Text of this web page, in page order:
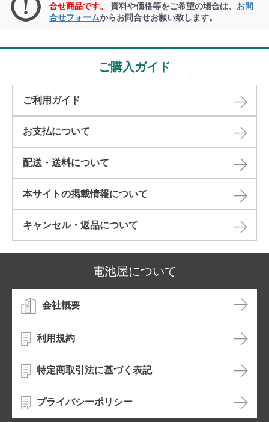
合せ商品です。
資料や価格等をご希望の場合は、 お問
合せフォームからお問合せお願い致します。
ご購入ガイド
ご利用ガイド
お支払について
配送・送料について
本サイトの掲載情報について​
キャンセル・返品について​
電池屋について
会社概要
利用規約
特定商取引法に基づく表記
プライバシーポリシー